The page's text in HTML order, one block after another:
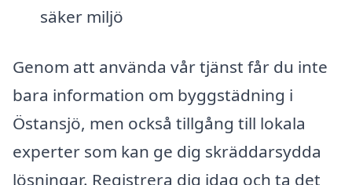
säker miljö
Genom att använda vår tjänst får du inte
bara information om byggstädning i
Östansjö, men också tillgång till lokala
experter som kan ge dig skräddarsydda
lösningar. Registrera dig idag och ta det